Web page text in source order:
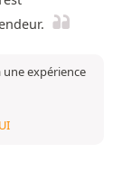
expérience